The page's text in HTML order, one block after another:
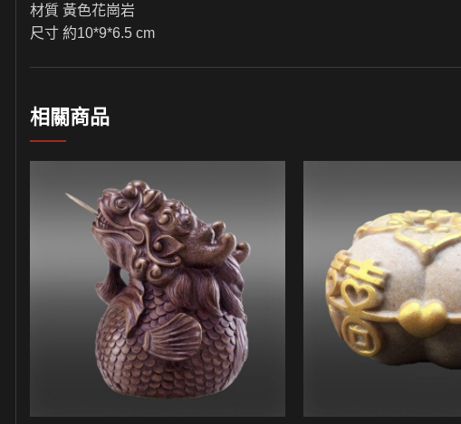
材質 黃色花崗岩
尺寸 約10*9*6.5 cm
相關商品